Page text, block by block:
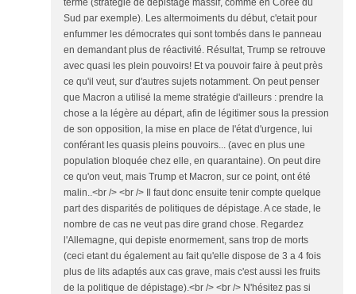
terme (stratégie de dépistage massif, comme en Corée du
Sud par exemple). Les altermoiments du début, c'etait pour
enfummer les démocrates qui sont tombés dans le panneau
en demandant plus de réactivité. Résultat, Trump se retrouve
avec quasi les plein pouvoirs! Et va pouvoir faire à peut près
ce qu'il veut, sur d'autres sujets notamment. On peut penser
que Macron a utilisé la meme stratégie d'ailleurs : prendre la
chose a la légère au départ, afin de légitimer sous la pression
de son opposition, la mise en place de l'état d'urgence, lui
conférant les quasis pleins pouvoirs... (avec en plus une
population bloquée chez elle, en quarantaine). On peut dire
ce qu'on veut, mais Trump et Macron, sur ce point, ont été
malin..<br /> <br /> Il faut donc ensuite tenir compte quelque
part des disparités de politiques de dépistage. A ce stade, le
nombre de cas ne veut pas dire grand chose. Regardez
l'Allemagne, qui depiste enormement, sans trop de morts
(ceci etant du également au fait qu'elle dispose de 3 a 4 fois
plus de lits adaptés aux cas grave, mais c'est aussi les fruits
de la politique de dépistage).<br /> <br /> N'hésitez pas si